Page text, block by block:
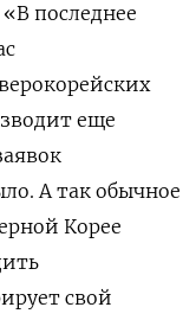
последнее
еще
А так обычное
Корее
свой